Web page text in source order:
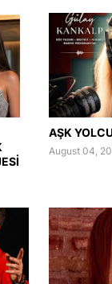
AŞK
August 04,